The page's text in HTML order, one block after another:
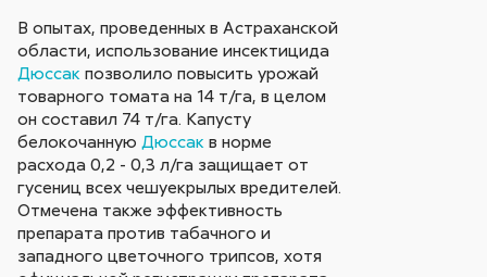
В опытах, проведенных в Астраханской
области, использование инсектицида
Дюссак позволило повысить урожай
товарного томата на 14 т/га, в целом
он составил 74 т/га. Капусту
белокочанную Дюссак в норме
расхода 0,2 - 0,3 л/га защищает от
гусениц всех чешуекрылых вредителей.
Отмечена также эффективность
препарата против табачного и
западного цветочного трипсов, хотя